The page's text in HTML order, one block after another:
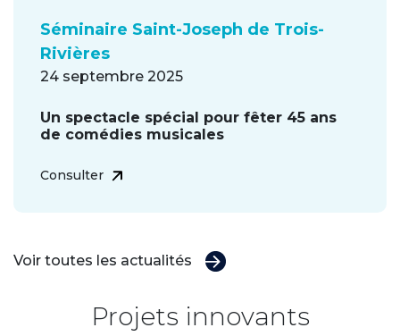
Voir toutes les actualités
Séminaire Saint-Joseph de Trois-
Rivières
24 septembre 2025
Un spectacle spécial pour fêter 45 ans
de comédies musicales
Consulter
Projets innovants